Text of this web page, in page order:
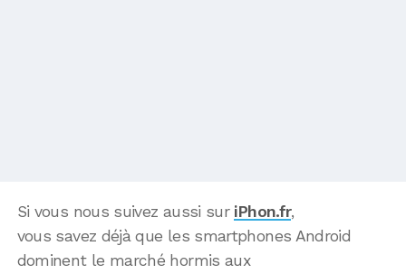
Si vous nous suivez aussi sur iPhon.fr,
vous savez déjà que les smartphones Android
dominent le marché hormis aux